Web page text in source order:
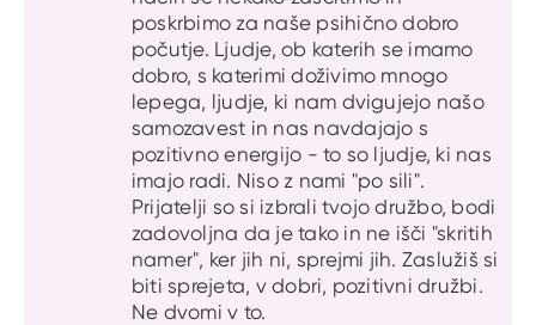
poskrbimo za naše psihično dobro
počutje. Ljudje, ob katerih se imamo
dobro, s katerimi doživimo mnogo
lepega, ljudje, ki nam dvigujejo našo
samozavest in nas navdajajo s
pozitivno energijo - to so ljudje, ki nas
imajo radi. Niso z nami "po sili".
Prijatelji so si izbrali tvojo družbo, bodi
zadovoljna da je tako in ne išči "skritih
namer", ker jih ni, sprejmi jih. Zaslužiš si
biti sprejeta, v dobri, pozitivni družbi.
Ne dvomi v to.